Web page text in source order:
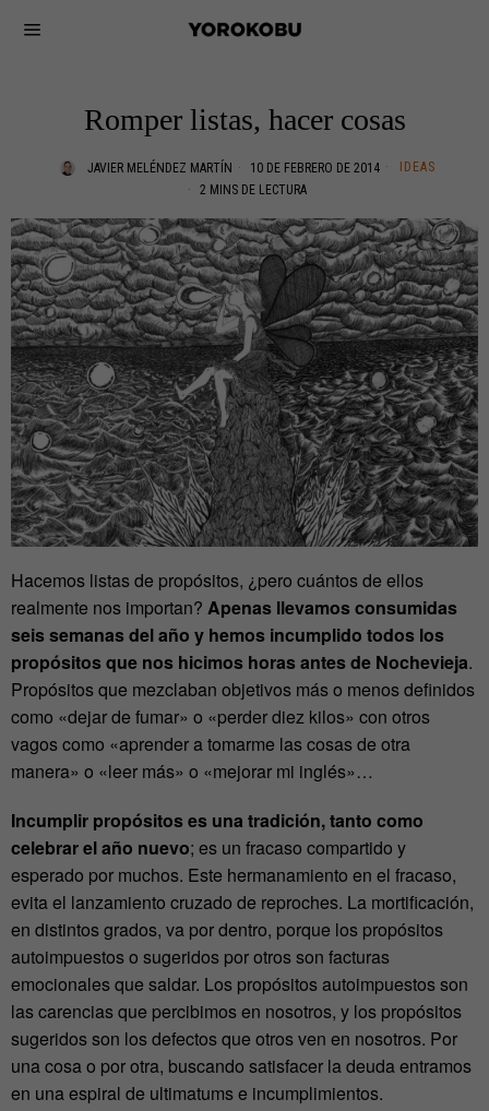
Romper listas, hacer cosas
JAVIER MELÉNDEZ MARTÍN 10 DE FEBRERO DE 2014
IDEAS
2 MINS DE LECTURA
Hacemos listas de propósitos, ¿pero cuántos de ellos
realmente nos importan? Apenas llevamos consumidas
seis semanas del año y hemos incumplido todos los
propósitos que nos hicimos horas antes de Nochevieja.
Propósitos que mezclaban objetivos más o menos definidos
como «dejar de fumar» o «perder diez kilos» con otros
vagos como «aprender a tomarme las cosas de otra
manera» o «leer más» o «mejorar mi inglés»…
Incumplir propósitos es una tradición, tanto como
celebrar el año nuevo; es un fracaso compartido y
esperado por muchos. Este hermanamiento en el fracaso,
evita el lanzamiento cruzado de reproches. La mortificación,
en distintos grados, va por dentro, porque los propósitos
autoimpuestos o sugeridos por otros son facturas
emocionales que saldar. Los propósitos autoimpuestos son
las carencias que percibimos en nosotros, y los propósitos
sugeridos son los defectos que otros ven en nosotros. Por
una cosa o por otra, buscando satisfacer la deuda entramos
en una espiral de ultimatums e incumplimientos.